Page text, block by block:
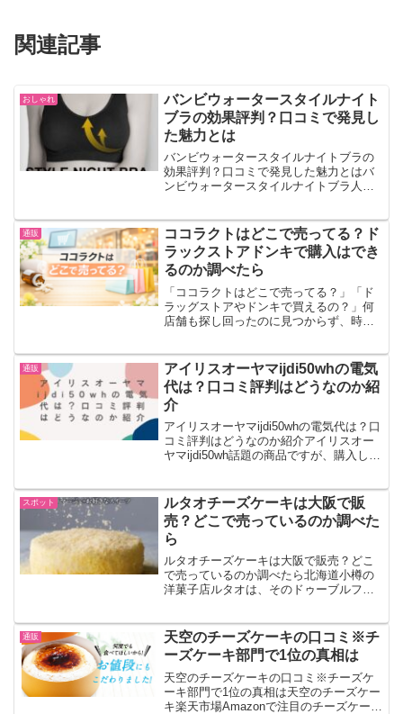
関連記事
おしゃれ
バンビウォータースタイルナイト
ブラの効果評判？口コミで発見し
た魅力とは
バンビウォータースタイルナイトブラの
効果評判？口コミで発見した魅力とはバ
ンビウォータースタイルナイトブラ人気
ろなので、口コミを確認してみると 良い
口コミが多くよかった評...
通販
ココラクトはどこで売ってる？ド
ラックストアドンキで購入はでき
るのか調べたら
「ココラクトはどこで売ってる？」「ド
ラッグストアやドンキで買えるの？」何
店舗も探し回ったのに見つからず、時間
ココラクトは市販では見つけにくく、通
販での購入がいちばん確実...
通販
アイリスオーヤマijdi50whの電気
代は？口コミ評判はどうなのか紹
介
アイリスオーヤマijdi50whの電気代は？口
コミ評判はどうなのか紹介アイリスオー
ヤマijdi50wh話題の商品ですが、購入して
なのか調べてみることにしました。アイ
リス...
スポット
ルタオチーズケーキは大阪で販
売？どこで売っているのか調べた
ら
ルタオチーズケーキは大阪で販売？どこ
で売っているのか調べたら北海道小樽の
洋菓子店ルタオは、そのドゥーブルフロ
のチーズケーキということで話題になっ
ています。テレビでも紹介...
通販
天空のチーズケーキの口コミ※チ
ーズケーキ部門で1位の真相は
天空のチーズケーキの口コミ※チーズケ
ーキ部門で1位の真相は天空のチーズケー
キ楽天市場Amazonで注目のチーズケーキ